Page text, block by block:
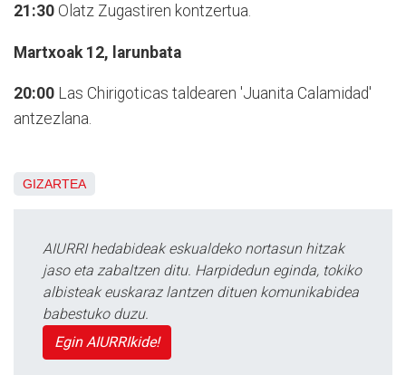
21:30 Olatz Zugastiren kontzertua.
Martxoak 12, larunbata
20:00 Las Chirigoticas taldearen 'Juanita Calamidad'
antzezlana.
GIZARTEA
AIURRI hedabideak eskualdeko nortasun hitzak
jaso eta zabaltzen ditu. Harpidedun eginda, tokiko
albisteak euskaraz lantzen dituen komunikabidea
babestuko duzu.
Egin AIURRIkide!